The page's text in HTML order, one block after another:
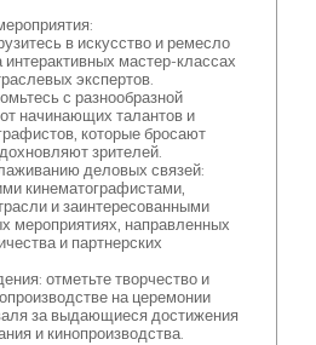
в искусство и ремесло
интерактивных мастер-классах
экспертов.
с разнообразной
начинающих талантов и
которые бросают
зрителей.
деловых связей:
кинематографистами,
и заинтересованными
мероприятиях, направленных
и партнерских
отметьте творчество и
на церемонии
за выдающиеся достижения
и кинопроизводства.